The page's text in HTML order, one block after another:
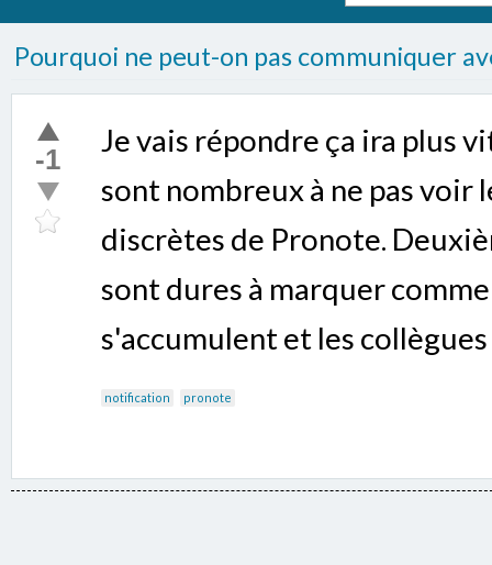
Pourquoi ne peut-on pas communiquer
-1
Je vais répondre ça ira plus
sont nombreux à ne pas
discrètes de Pronote.
sont dures à marquer
s'accumulent et les
notification pronote